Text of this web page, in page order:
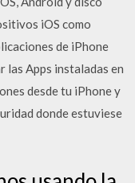
iOS como
de iPhone
las Apps instaladas en
desde tu iPhone y
donde estuviese